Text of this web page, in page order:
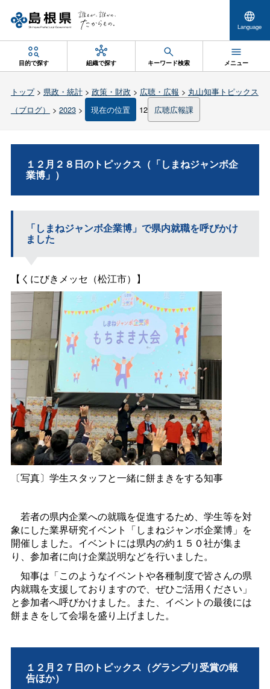
Language
目的で探す 組織で探す キーワード検索 メニュー
トップ> 県政・統計> 政策・財政 > 広聴・広報 > 丸山知事トピックス
（ブログ）
> 2023> 現在の位置 12 広聴広報課
１２月２８日のトピックス（「しまねジャンボ企
業博」）
「しまねジャンボ企業博」で県内就職を呼びかけ
ました
【くにびきメッセ（松江市）】
〔写真〕学生スタッフと一緒に餅まきをする知事
若者の県内企業への就職を促進するため、学生等を対
象にした業界研究イベント「しまねジャンボ企業博」を
開催しました。イベントには県内の約１５０社が集ま
り、参加者に向け企業説明などを行いました。
知事は「このようなイベントや各種制度で皆さんの県
内就職を支援しておりますので、ぜひご活用ください」
と参加者へ呼びかけました。また、イベントの最後には
餅まきをして会場を盛り上げました。
１２月２７日のトピックス（グランプリ受賞の報
告ほか）